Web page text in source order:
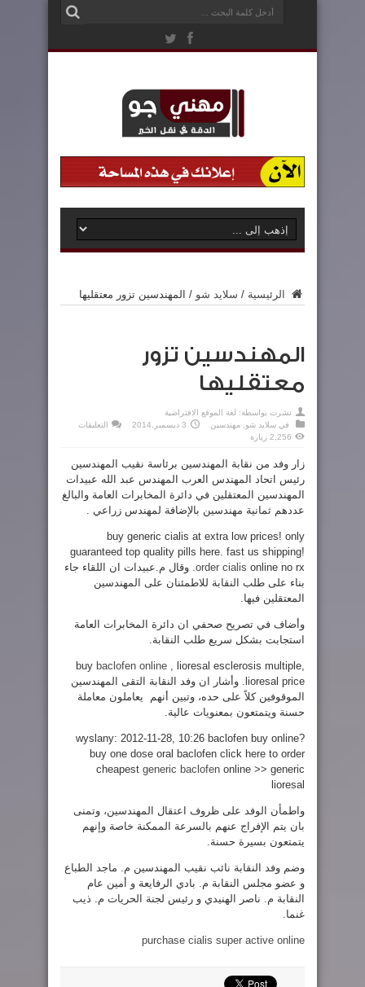
الرئيسية / سلايد شو / المهندسين تزور معتقليها
المهندسين تزور
معتقليها
نشرت بواسطة: لغة الموقع الافتراضية
في سلايد شو, مهندسين 3 ديسمبر,2014 التعليقات
2,256 زيارة
زار وفد من نقابة المهندسين برئاسة نقيب المهندسين
رئيس اتحاد المهندس العرب المهندس عبد الله عبيدات
المهندسين
المعتقلين في دائرة المخابرات العامة والبالغ
عددهم ثمانية مهندسين بالإضافة لمهندس زراعي .
buy generic cialis at extra low prices! only
guaranteed top quality pills here. fast us shipping!
order cialis online no rx.
وقال م.عبيدات ان اللقاء جاء
بناء على طلب النقابة للاطمئنان على المهندسين
المعتقلين فيها.
وأضاف في تصريح صحفي ان دائرة المخابرات العامة
استجابت بشكل سريع طلب النقابة.
buy baclofen online , lioresal esclerosis multiple,
lioresal price.
وأشار ان وفد النقابة التقى المهندسين
الموقوفين كلاً على حده، وتبين أنهم يعاملون معاملة
حسنة ويتمتعون بمعنويات عالية.
wyslany: 2012-11-28, 10:26 baclofen buy online?
buy one dose oral baclofen click here to order
cheapest generic baclofen online >> generic
lioresal
واطمأن الوفد على ظروف اعتقال المهندسين، وتمنى
بان يتم الإفراج عنهم بالسرعة الممكنة خاصة وإنهم
يتمتعون بسيرة حسنة.
وضم وفد النقابة نائب نقيب المهندسين م. ماجد الطباع
و عضو مجلس النقابة م. بادي الرفايعة و أمين عام
النقابة م. ناصر الهنيدي و رئيس لجنة الحريات م. ذيب
غنما.
purchase cialis super active online